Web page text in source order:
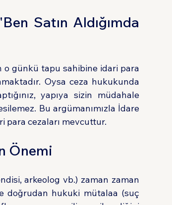
Satın Aldığımda
o günkü tapu sahibine idari para
yapıya sizin müdahale
Bu argümanımızla İdare
para cezaları mevcuttur.
Önemi
arkeolog vb.) zaman zaman
doğrudan hukuki mütalaa (suç